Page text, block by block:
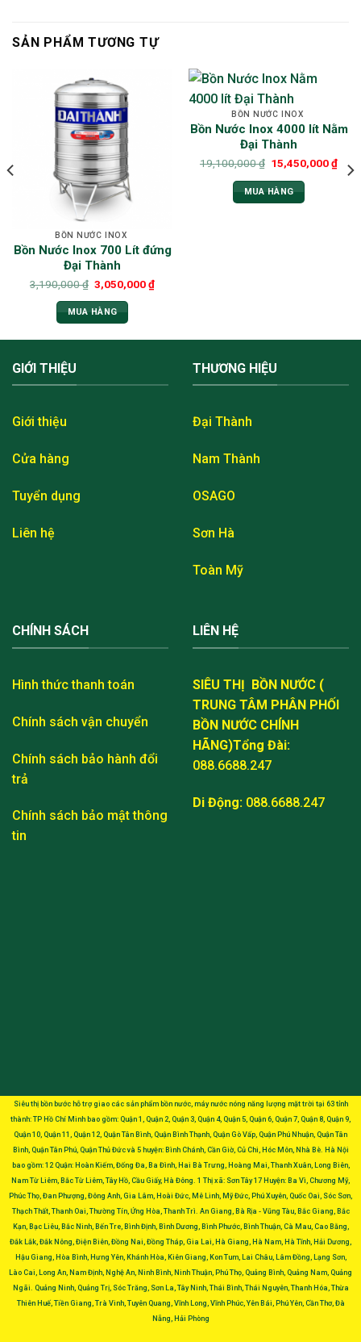
SẢN PHẨM TƯƠNG TỰ
BỒN NƯỚC INOX
Bồn Nước Inox 700 Lít đứng
Đại Thành
3,190,000₫ 3,050,000₫
MUA HÀNG
BỒN NƯỚC INOX
Bồn Nước Inox 4000 lít Nằm
Đại Thành
19,100,000₫ 15,450,000₫
MUA HÀNG
GIỚI THIỆU
Giới thiệu
Cửa hàng
Tuyển dụng
Liên hệ
THƯƠNG HIỆU
Đại Thành
Nam Thành
OSAGO
Sơn Hà
Toàn Mỹ
CHÍNH SÁCH
Hình thức thanh toán
Chính sách vận chuyển
Chính sách bảo hành đổi
trả
Chính sách bảo mật thông
tin
LIÊN HỆ
SIÊU THỊ BỒN NƯỚC (
TRUNG TÂM PHÂN PHỐI
BỒN NƯỚC CHÍNH
HÃNG)Tổng Đài:
088.6688.247
Di Động: 088.6688.247
Siêu thị bồn bước hỗ trợ giao các sản phẩm bồn nước, máy nước nóng năng lượng mặt trời tại 63 tỉnh
thành: TP Hồ Chí Minh bao gồm: Quận 1, Quận 2, Quận 3, Quận 4, Quận 5, Quận 6, Quận 7, Quận 8, Quận 9,
Quận 10, Quận 11, Quận 12, Quận Tân Bình, Quận Bình Thạnh, Quận Gò Vấp, Quận Phú Nhuận, Quận Tân
Bình, Quận Tân Phú, Quận Thủ Đức và 5 huyện: Bình Chánh, Cần Giờ, Củ Chi, Hóc Môn, Nhà Bè. Hà Nội
bao gồm: 12 Quận: Hoàn Kiếm, Đống Đa, Ba Đình, Hai Bà Trưng, Hoàng Mai, Thanh Xuân, Long Biên,
Nam Từ Liêm, Bắc Từ Liêm, Tây Hồ, Cầu Giấy, Hà Đông. 1 Thị xã: Sơn Tây 17 Huyện: Ba Vì, Chương Mỹ,
Phúc Thọ, Đan Phượng, Đông Anh, Gia Lâm, Hoài Đức, Mê Linh, Mỹ Đức, Phú Xuyên, Quốc Oai, Sóc Sơn,
Thạch Thất, Thanh Oai, Thường Tín, Ứng Hòa, Thanh Trì. An Giang, Bà Rịa - Vũng Tàu, Bắc Giang, Bắc
Kạn, Bạc Liêu, Bắc Ninh, Bến Tre, Bình Định, Bình Dương, Bình Phước, Bình Thuận, Cà Mau, Cao Bằng,
Đắk Lắk, Đắk Nông, Điện Biên, Đồng Nai, Đồng Tháp, Gia Lai, Hà Giang, Hà Nam, Hà Tĩnh, Hải Dương,
Hậu Giang, Hòa Bình, Hưng Yên, Khánh Hòa, Kiên Giang, Kon Tum, Lai Châu, Lâm Đồng, Lạng Sơn,
Lào Cai, Long An, Nam Định, Nghệ An, Ninh Bình, Ninh Thuận, Phú Thọ, Quảng Bình, Quảng Nam, Quảng
Ngãi. Quảng Ninh, Quảng Trị, Sóc Trăng, Sơn La, Tây Ninh, Thái Bình, Thái Nguyên, Thanh Hóa, Thừa
Thiên Huế, Tiền Giang, Trà Vinh, Tuyên Quang, Vĩnh Long, Vĩnh Phúc, Yên Bái, Phú Yên, Cần Thơ, Đà
Nẵng, Hải Phòng